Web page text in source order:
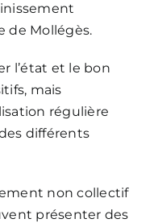
de Mollégès.
l’état et le bon
mais
régulière
différents
non collectif
présenter des